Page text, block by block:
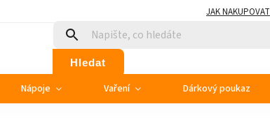
JAK NAKUPOVAT
Hledat
Nápoje Vaření Dárkový poukaz